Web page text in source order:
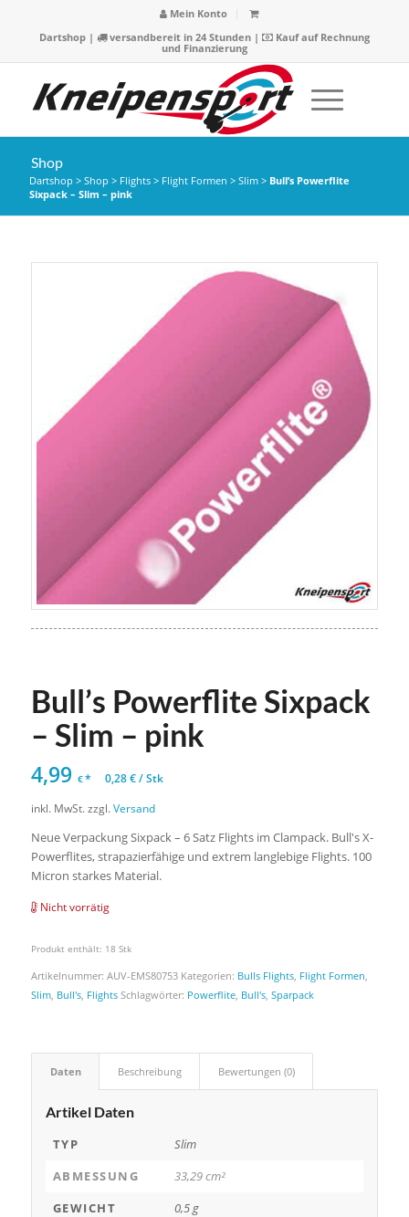
Mein Konto
Dartshop| versandbereit in 24 Stunden |
Kauf auf Rechnung
und Finanzierung
Shop
Dartshop > Shop > Flights> Flight Formen > Slim> Bull’s Powerflite
Sixpack – Slim – pink
Bull’s Powerflite Sixpack
– Slim – pink
4,99 €* 0,28€/Stk
inkl. MwSt. zzgl. Versand
Neue Verpackung Sixpack – 6 Satz Flights im Clampack. Bull's X-
Powerflites, strapazierfähige und extrem langlebige Flights. 100
Micron starkes Material.
Nicht vorrätig
Produkt enthält: 18 Stk
Artikelnummer: AUV-EMS80753 Kategorien: Bulls Flights, Flight Formen
Slim, Bull's, Flights Schlagwörter: Powerflite, Bull's, Sparpack
Daten Beschreibung Bewertungen (0)
Artikel Daten
TYP
Slim
ABMESSUNG
33,29 cm²
GEWICHT
0,5 g